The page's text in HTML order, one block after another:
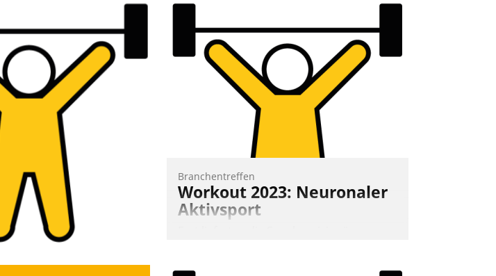
Branchentreffen
Workout 2023: Neuronaler
Aktivsport